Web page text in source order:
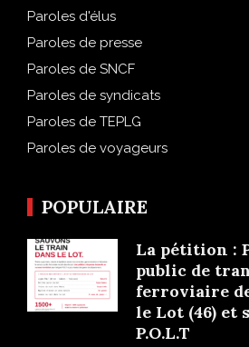
Paroles d'élus
Paroles de presse
Paroles de SNCF
Paroles de syndicats
Paroles de TEPLG
Paroles de voyageurs
POPULAIRE
La pétition :
public de
ferroviaire
le Lot (46) et
P.O.L.T